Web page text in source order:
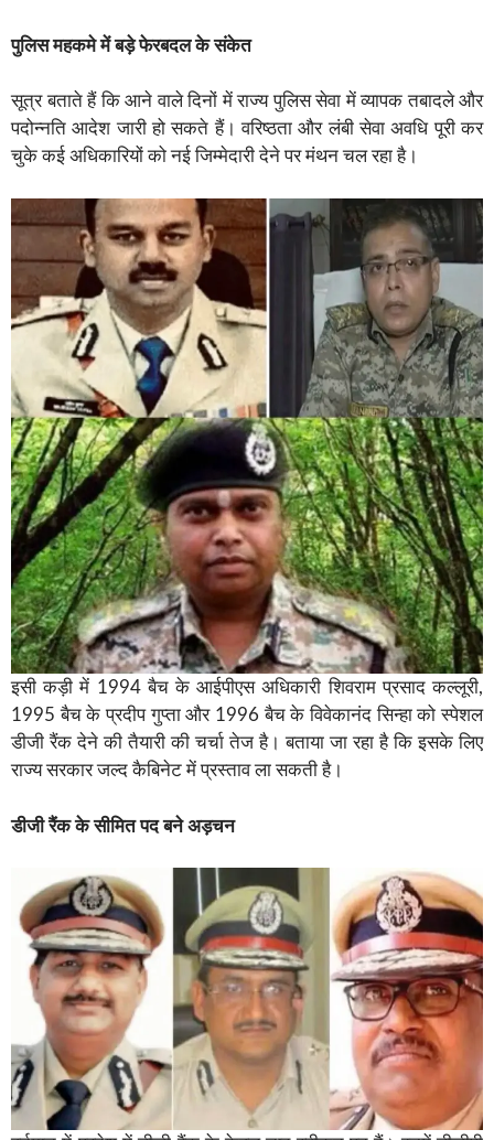
पुलिस महकमे में बड़े फेरबदल के संकेत
सूत्र बताते हैं कि आने वाले दिनों में राज्य पुलिस सेवा में व्यापक तबादले और
पदोन्नति आदेश जारी हो सकते हैं। वरिष्ठता और लंबी सेवा अवधि पूरी कर
चुके कई अधिकारियों को नई जिम्मेदारी देने पर मंथन चल रहा है।
इसी कड़ी में 1994 बैच के आईपीएस अधिकारी शिवराम प्रसाद कल्लूरी,
1995 बैच के प्रदीप गुप्ता और 1996 बैच के विवेकानंद सिन्हा को स्पेशल
डीजी रैंक देने की तैयारी की चर्चा तेज है। बताया जा रहा है कि इसके लिए
राज्य सरकार जल्द कैबिनेट में प्रस्ताव ला सकती है।
डीजी रैंक के सीमित पद बने अड़चन